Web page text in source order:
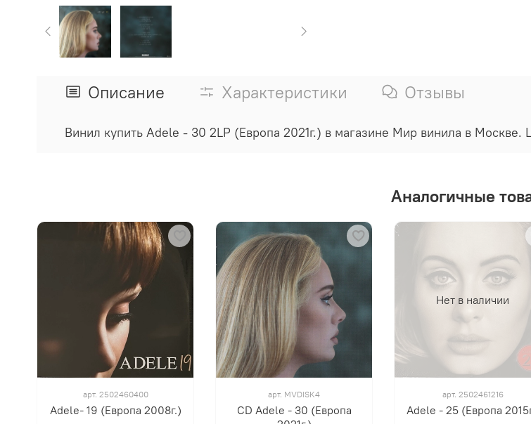
Описание Характеристики Отзывы
Винил купить Adele - 30 2LP (Европа 2021г.) в магазине Мир винила в
Аналогичные
арт. 2502460400
Adele- 19 (Европа 2008г.)
арт. MVDISK4
CD Adele - 30 (Европа
Нет в наличии
арт. 2502461216
Adele - 25 (Европа